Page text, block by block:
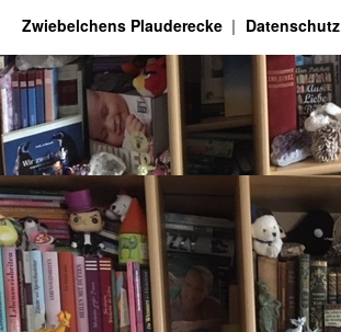
Zwiebelchens Plauderecke Datenschutz